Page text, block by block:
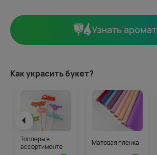
Узнать аромат
Как украсить букет?
Топперы в
ассортименте
Матовая пленка